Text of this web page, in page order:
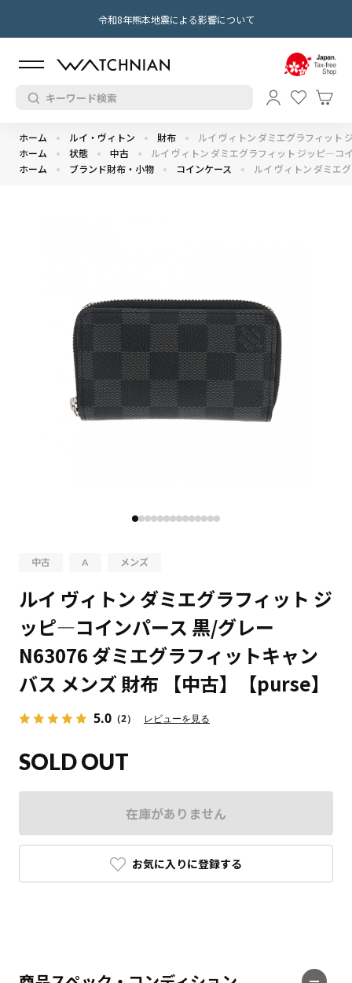
令和8年熊本地震による影響について
ホーム ルイ・ヴィトン 財布
ルイ ヴィトン ダミエグラフィット
ホーム
状態 中古
ルイ ヴィトン ダミエグラフィット ジッピ―コ
ホーム
ブランド財布・小物 コインケース ルイ ヴィトン ダミエ
中古 A メンズ
ルイ ヴィトン ダミエグラフィット ジ
ッピ―コインパース 黒/グレー
N63076 ダミエグラフィットキャン
バス メンズ 財布 【中古】【purse】
5.0 （2） レビューを見る
SOLD OUT
在庫がありません
お気に入りに登録する